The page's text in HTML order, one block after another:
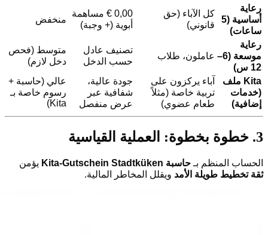
رعاية
أساسية (5
ساعات)
كل الآباء (حق
قانوني)
0,00 € مساهمة
أبوية (+ وجبة)
منخفض
رعاية
موسعة (6–
12 س)
عاملون، طلاب
تصنيف عادل
حسب الدخل
متوسط (فحص
دخل لازم)
Kita ملف
(خدمات
إضافية)
آباء يركزون على
تربية خاصة (مثلاً
طعام عضوي)
جودة عالية،
شفافية عبر
عرض منفصل
عالي (حاسبة +
رسوم خاصة بـ
Kita)
3. خطوة بخطوة: العملية القياسية
الحساب المنظم بـ حاسبة Kita-Gutschein Stadtküken
يؤمن
ثقة تخطيط طويلة الأمد ويقلل المخاطر المالية.